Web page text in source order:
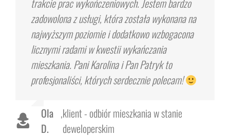
zadowolona z usługi, która została wykonana na
najwyższym poziomie i dodatkowo wzbogacona
licznymi radami w kwestii wykańczania
mieszkania. Pani Karolina i Pan Patryk to
profesjonaliści, których serdecznie polecam!
Ola
D.
,klient - odbiór mieszkania w stanie
deweloperskim